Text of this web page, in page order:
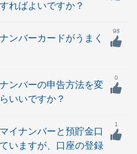
ればよいですか？
ンバーカードがうまく
98
ンバーの申告方法を変
いいですか？
0
イナンバーと預貯金口
いますが、口座の登録
1